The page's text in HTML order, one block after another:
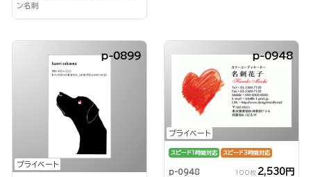
ン名刺
プライベート
p-0899
プライベート
p-0948
スピード1時間対応 スピード3時間対応
p-0948 100枚 2,530円